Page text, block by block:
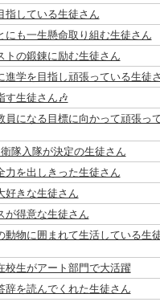
指している生徒さん
にも一生懸命取り組む生徒さん
トの鍛錬に励む生徒さん
進学を目指し頑張っている生徒
す生徒さん🎶
員になる目標に向かって頑張っ
隊入隊が決定の生徒さん
力を出しきった生徒さん
好きな生徒さん
が得意な生徒さん
動物に囲まれて生活している生
校生がアート部門で大活躍
辞を読んでくれた生徒さん